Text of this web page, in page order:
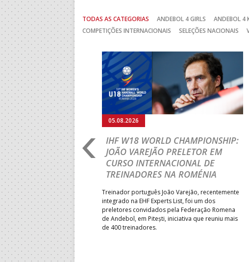
TODAS AS CATEGORIAS ANDEBOL 4 GIRLS ANDEBOL 4
COMPETIÇÕES INTERNACIONAIS
SELEÇÕES NACIONAIS
CHAMPIONSHIP:
FASE A
CUP
na fase de grupos da
mede forças com o
no primeiro embate dos
entre o 17.º e 32.º lugare do
sub-18 Feminino.
05.08.2026
IHF W18 WORLD CHAMPIONSHIP:
JOÃO VAREJÃO PRELETOR EM
CURSO INTERNACIONAL DE
TREINADORES NA ROMÉNIA
Treinador português João Varejão, recentemente
integrado na EHF Experts List, foi um dos
preletores convidados pela Federação Romena
de Andebol, em Pitești, iniciativa que reuniu mais
de 400 treinadores.
Anterior